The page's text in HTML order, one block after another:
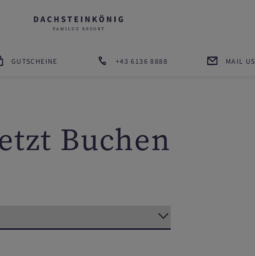
GUTSCHEINE +43 6136 8888 MAIL US
Buchen